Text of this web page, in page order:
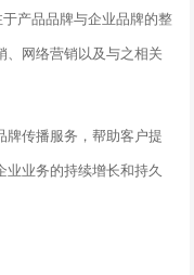
产品品牌与企业品牌的整
、网络营销以及与之相关
牌传播服务，帮助客户提
业务的持续增长和持久